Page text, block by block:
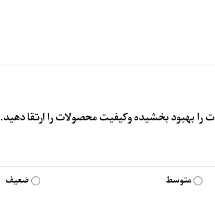
را بهبود بخشیده و کیفیت محصولات را ارتقا دهید.
متوسط ضعیف